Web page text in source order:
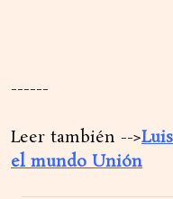
------
Leer también -->
el mundo Unión